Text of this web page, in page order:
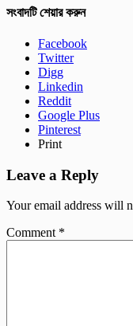
সংবাদটি শেয়ার করুন
Facebook
Twitter
Digg
Linkedin
Reddit
Google Plus
Pinterest
Print
Leave a Reply
Your email address will
Comment *